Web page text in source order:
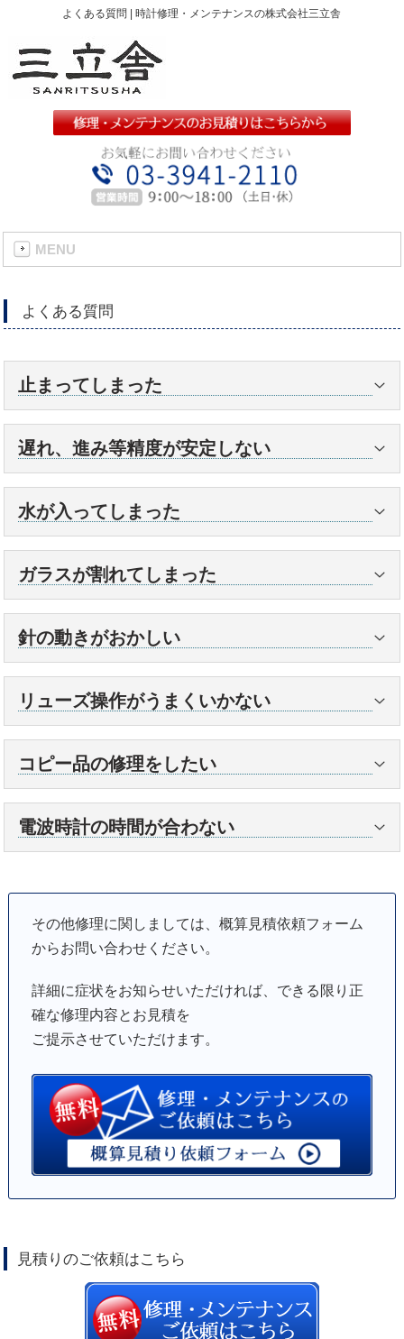
よくある質問 | 時計修理・メンテナンスの株式会社三立舎
MENU
よくある質問
止まってしまった
まずは電池交換をご検討下さい。
れにより機械内部の不具合などのリスクが生じます
ソーラー時計の場合は、充電不足が考えられます。
晴れた日の太陽光が最も効率の良い光エネルギーと
言われています。文字盤面を上に向け、窓辺など太
陽光の当たる場所で充電をして下さい。
※曇りの日でも充電は可能ですが、効率は低下しま
す。
※室内灯でも充電は可能ですが、太陽光に比べると
非常に時間がかかります。
※時計本体が高温になると部品の劣化や故障の原因
下さい。例：真夏の直射日光で長時間の充電や、車
カーのHP等でご確認下さい。
又は自動巻き）を行って下さい。持続時間（パワー
リザーブ）に関してはモデルにより異なります。各
メーカーHPなどをご参照下さい。
上記方法を試しても改善しない場合は内部の不具合
が考えられます。処置としてオーバーホール等の修
理が必要になります。お見積り致しますので、ご相
談下さい。
遅れ、進み等精度が安定しない
汚れなどが原因である事が多く、その場合はオーバ
近年多い症状ですが、携帯電話やスマートフォン、
ている場合があります。その場合は磁気抜きのみで
水が入ってしまった
ります。
品と、ケースの継ぎ目から汗や水が浸入する事で発
内部に入り込んだ水分が体温で温められ、くもりが
通常はパッキンというゴムの部品が水の侵入を防い
でくれますが、パッキンは経年劣化をする部品で
す。
数年で劣化をしますので、電池交換やメンテナンス
の度に交換する事が望ましいでしょう。水入りした
は修理できない事もあります。なるべく早めに対処
することが必要です。
ほとんどの場合、オーバーホールでの対応となりま
ガラスが割れてしまった
と時計のガラスが割れてしまう事があります。
湿気や細かいゴミなどが侵入し、機械内部にまで不
また、砕けたガラスの破片が内部に入り込んでしま
ガラスが割れてしまった場合は、早急にガラス交換
が必要になります。
内部の状態によってはガラスの交換以外にオーバー
針の動きがおかしい
電池式の時計であれば電池切れの時期を知らせるサ
ソーラー時計の場合は充電不足を知らせるサインで
※電池交換・ソーラー時計の充電に関しては「よく
ある質問」の止まってしまったの項もご参照下さ
い。
リューズ操作がうまくいかない
してしまっている場合が多いです。
交換やオーバーホールを伴う修理になる事がありま
いない、又は歯車の歯が欠けているなどの可能性が
あります。
状況にもよりますが、オーバーホールでの対応にな
る事が多いです。
コピー品の修理をしたい
は一切受け付けておりません。
※詳細に関しては「利用規約」もご覧下さい。
電波時計の時間が合わない
位置がずれてしまっている可能性があります。説明
書や各メーカーHPに「基準位置の確認・合わせ方」
の項がありますので、ご参照いただき修正をお試し
基準位置のズレ以外にも、ホームタイムの設定が他
国になっている場合、サマータイムの設定がされて
いる場合には時間単位でのズレが生じます。ホーム
しょう。
ソーラー電波時計の場合は、修正前に十分な充電を
行って下さい。
その他修理に関しましては、概算見積依頼フォーム
からお問い合わせください。
詳細に症状をお知らせいただければ、できる限り正
確な修理内容とお見積を
ご提示させていただけます。
見積りのご依頼はこちら